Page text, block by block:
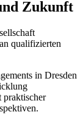
Zukunft
qualifizierten
in Dresden
praktischer